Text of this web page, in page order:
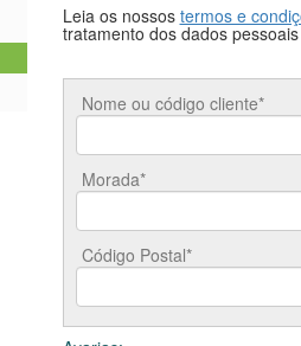
Leia os nossos termos e
tratamento dos dados
Nome ou código cliente*
Morada*
Código Postal*